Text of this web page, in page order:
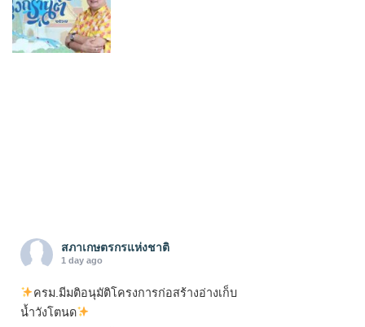
สภาเกษตรกรแห่งชาติ
1 day ago
ครม.มีมติอนุมัติโครงการก่อสร้างอ่างเก็บ
น้ำวังโตนด